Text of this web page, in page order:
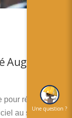
réaliser son
au sein de
Une question ?